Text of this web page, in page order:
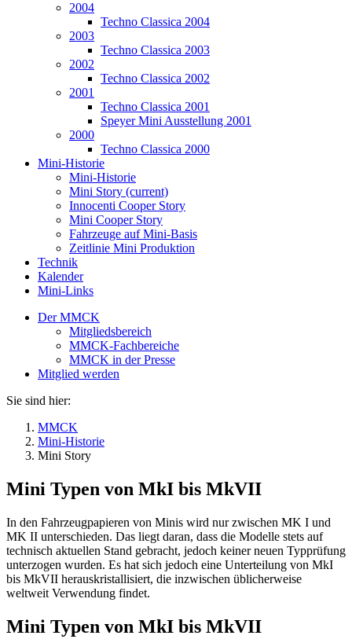
2004
Techno Classica 2004
2003
Techno Classica 2003
2002
Techno Classica 2002
2001
Techno Classica 2001
Speyer Mini Ausstellung 2001
2000
Techno Classica 2000
Mini-Historie
Mini-Historie
Mini Story (current)
Innocenti Cooper Story
Mini Cooper Story
Fahrzeuge auf Mini-Basis
Zeitlinie Mini Produktion
Technik
Kalender
Mini-Links
Der MMCK
Mitgliedsbereich
MMCK-Fachbereiche
MMCK in der Presse
Mitglied werden
Sie sind hier:
MMCK
Mini-Historie
Mini Story
Mini Typen von MkI bis MkVII
In den Fahrzeugpapieren von Minis wird nur zwischen MK I und
MK II unterschieden. Das liegt daran, dass die Modelle stets auf
technisch aktuellen Stand gebracht, jedoch keiner neuen Typprüfung
unterzogen wurden. Es hat sich jedoch eine Unterteilung von MkI
bis MkVII herauskristallisiert, die inzwischen üblicherweise
weltweit Verwendung findet.
Mini Typen von MkI bis MkVII